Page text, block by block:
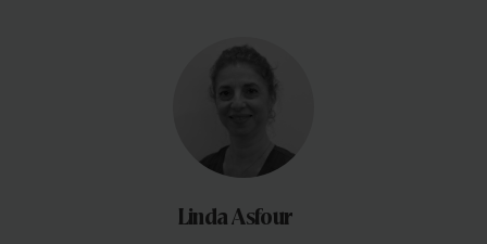
Linda Asfour